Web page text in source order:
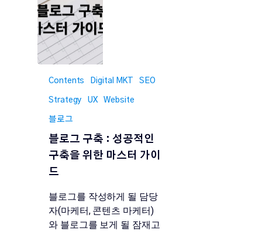
Contents Digital MKT SEO
Strategy UX Website
블로그
블로그 구축 : 성공적인
구축을 위한 마스터 가이
드
블로그를 작성하게 될 담당
자(마케터, 콘텐츠 마케터)
와 블로그를 보게 될 잠재고